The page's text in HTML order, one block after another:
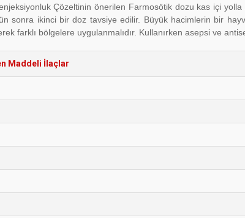
Çözeltinin önerilen Farmosötik dozu kas içi yolla
sonra ikinci bir doz tavsiye edilir. Büyük hacimlerin bir
farklı bölgelere uygulanmalıdır. Kullanırken asepsi ve
Maddeli İlaçlar